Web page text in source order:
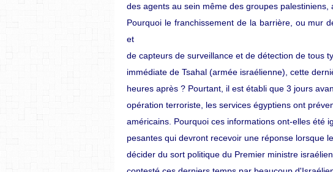
des agents au sein même des groupes palestiniens,
Pourquoi le franchissement de la barrière, ou mur
et
de capteurs de surveillance et de détection de tous
immédiate de Tsahal (armée israélienne), cette
heures après ? Pourtant, il est établi que 3 jours
opération terroriste, les services égyptiens ont
américains. Pourquoi ces informations ont-elles été
pesantes qui devront recevoir une réponse lorsque
décider du sort politique du Premier ministre